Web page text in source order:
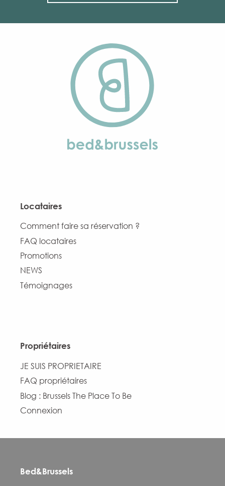
Locataires
Comment faire sa réservation ?
FAQ locataires
Promotions
NEWS
Témoignages
Propriétaires
JE SUIS PROPRIETAIRE
FAQ propriétaires
Blog : Brussels The Place To Be
Connexion
Bed&Brussels